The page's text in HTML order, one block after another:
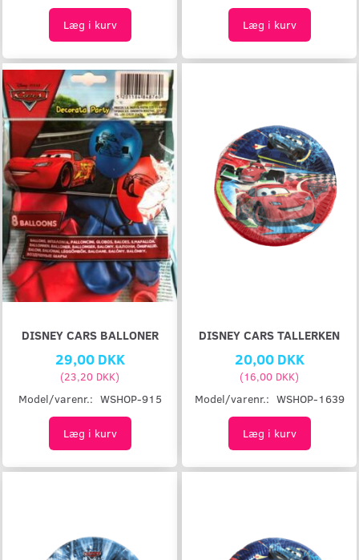
Læg i kurv Læg i kurv
DISNEY CARS BALLONER
29,00 DKK
(23,20 DKK)
Model/varenr.: WSHOP-915
Læg i kurv
DISNEY CARS TALLERKEN
20,00 DKK
(16,00 DKK)
Model/varenr.: WSHOP-1639
Læg i kurv